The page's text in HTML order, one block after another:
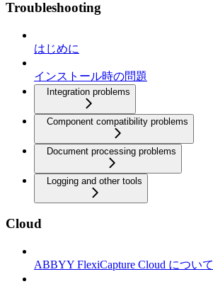
Troubleshooting
はじめに
インストール時の問題
Integration problems
Component compatibility problems
Document processing problems
Logging and other tools
Cloud
ABBYY FlexiCapture Cloud について